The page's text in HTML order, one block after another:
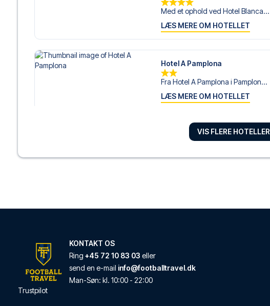
Med et ophold ved Hotel Blanca...
LÆS MERE OM HOTELLET
Hotel A Pamplona
Fra Hotel A Pamplona i Pamplon...
LÆS MERE OM HOTELLET
Alojamientos OlgaVIS FLERE HOTELLER
KONTAKT OS
Ring +45 72 10 83 03 eller
send en e-mail info@footballtravel.dk
Man-Søn: kl. 10:00 - 22:00
Trustpilot